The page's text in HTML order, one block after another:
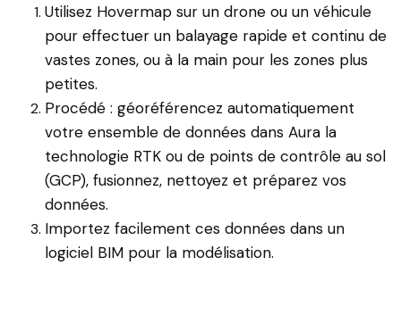
Utilisez Hovermap sur un drone ou un véhicule
pour effectuer un balayage rapide et continu de
vastes zones, ou à la main pour les zones plus
petites.
Procédé : géoréférencez automatiquement
votre ensemble de données dans Aura la
technologie RTK ou de points de contrôle au sol
(GCP), fusionnez, nettoyez et préparez vos
données.
Importez facilement ces données dans un
logiciel BIM pour la modélisation.